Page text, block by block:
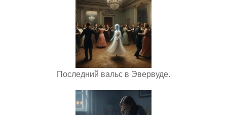
Последний вальс в Эвервуде.